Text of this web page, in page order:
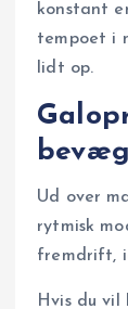
konstant
tempoet i
lidt op.
Ud over
rytmisk
fremdrift,
Hvis du